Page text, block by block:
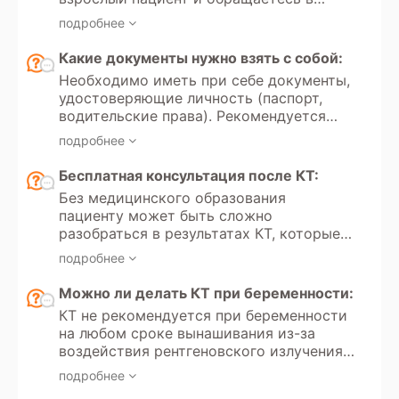
добровольного медицинского
страхования.
частную клинику для платного
обследования. Однако если вы хотите
пройти КТ по полису обязательного
медицинского страхования, то
направление от врача необходимо.
Направление всегда требуется для
проведения КТ детям до 18 лет, как в
государственных медицинских
подробнее
Какие документы нужно взять с собой:
Необходимо иметь при себе документы,
удостоверяющие личность (паспорт,
водительские права). Рекомендуется
иметь направление врача с указанием
цели обследования и минимальных
требований к протоколам. Для оценки
динамики состояния следует принести
результаты предыдущих обследований.
подробнее
Бесплатная консультация после КТ:
Без медицинского образования
пациенту может быть сложно
разобраться в результатах КТ, которые
вызывают вопросы и сомнения.
Некоторые диагностические центры
предлагают услугу бесплатной
консультации по результатам
обследования, чтобы помочь пациенту
понять заключение, оценить серьезность
ситуации и определить дальнейшие
шаги. Согласно Федеральному закону №
подробнее
Можно ли делать КТ при беременности:
КТ не рекомендуется при беременности
на любом сроке вынашивания из-за
воздействия рентгеновского излучения,
которое может негативно повлиять на
развитие плода, а также
подробнее